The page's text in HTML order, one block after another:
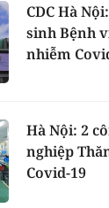
CDC Hà
sinh Bệnh
nhiễm
Hà Nội: 2
nghiệp
Covid-19